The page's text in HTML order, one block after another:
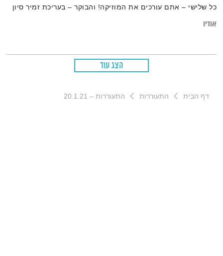
כל שלישי – אתם עורכים את המוזיקה! והבוקר – בעריכת זמיר סיון
אודיו
הצג עוד
דף הבית התעוררות התעוררות – 20.1.21